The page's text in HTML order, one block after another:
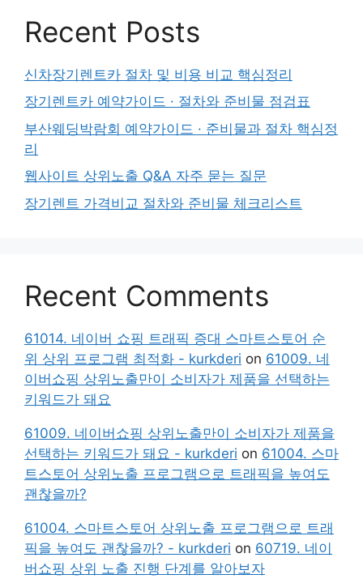
Recent Posts
신차장기렌트카 절차 및 비용 비교 핵심정리
장기렌트카 예약가이드 · 절차와 준비물 점검표
부산웨딩박람회 예약가이드 · 준비물과 절차 핵심정
리
웹사이트 상위노출 Q&A 자주 묻는 질문
장기렌트 가격비교 절차와 준비물 체크리스트
Recent Comments
61014. 네이버 쇼핑 트래픽 증대 스마트스토어 순
위 상위 프로그램 최적화 - kurkderi on 61009. 네
이버쇼핑 상위노출만이 소비자가 제품을 선택하는
키워드가 돼요
61009. 네이버쇼핑 상위노출만이 소비자가 제품을
선택하는 키워드가 돼요 - kurkderi on 61004. 스마
트스토어 상위노출 프로그램으로 트래픽을 높여도
괜찮을까?
61004. 스마트스토어 상위노출 프로그램으로 트래
픽을 높여도 괜찮을까? - kurkderi on 60719. 네이
버쇼핑 상위 노출 진행 단계를 알아보자